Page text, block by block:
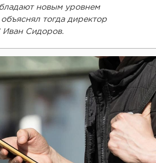
новым уровнем
тогда директор
Сидоров.